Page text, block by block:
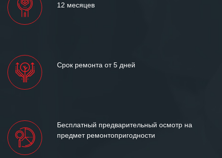
12 месяцев
Срок ремонта от 5 дней
Бесплатный предварительный осмотр на
предмет ремонтопригодности